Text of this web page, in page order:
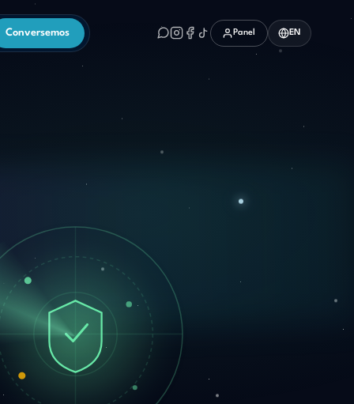
Conversemos Panel EN